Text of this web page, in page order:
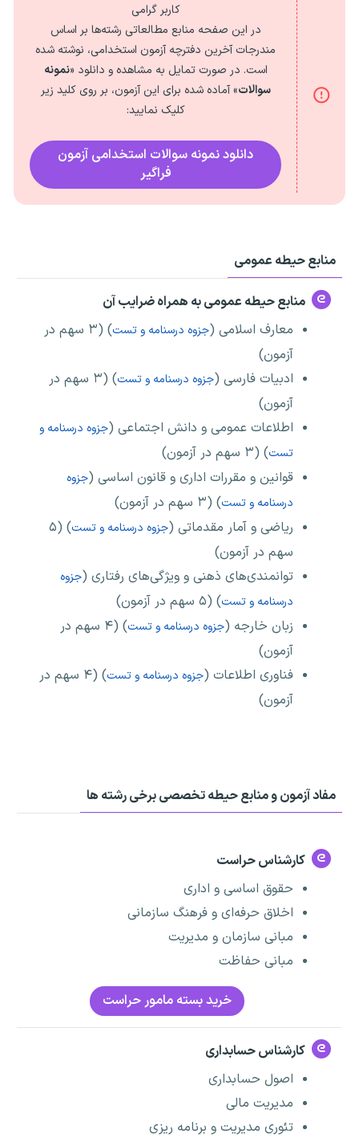
کاربر گرامی
در این صفحه منابع مطالعاتی رشته‌ها بر اساس
مندرجات آخرین دفترچه آزمون استخدامی، نوشته شده
است. در صورت تمایل به مشاهده و دانلود «نمونه
سوالات» آماده شده برای این آزمون، بر روی کلید زیر
کلیک نمایید:
دانلود نمونه سوالات استخدامی آزمون
فراگیر
منابع حیطه عمومی
منابع حیطه عمومی به همراه ضرایب آن
معارف اسلامی (جزوه درسنامه و تست
) (۳ سهم در
آزمون)
ادبیات فارسی (جزوه درسنامه و تست
) (۳ سهم در
آزمون)
اطلاعات عمومی و دانش اجتماعی (جزوه درسنامه و
تست) (۳ سهم در آزمون)
قوانین و مقررات اداری و قانون اساسی (جزوه
درسنامه و تست) (۳ سهم در آزمون)
ریاضی و آمار مقدماتی (جزوه درسنامه و تست
) (۵
سهم در آزمون)
توانمندی‌های ذهنی و ویژگی‌های رفتاری (جزوه
درسنامه و تست) (۵ سهم در آزمون)
زبان خارجه (جزوه درسنامه و تست
) (۴ سهم در
آزمون)
فناوری اطلاعات (جزوه درسنامه و تست
) (۴ سهم در
آزمون)
مفاد آزمون و منابع حیطه تخصصی برخی رشته ها
کارشناس حراست
حقوق اساسی و اداری
اخلاق حرفه‌ای و فرهنگ سازمانی
مبانی سازمان و مدیریت
مبانی حفاظت
خرید بسته مامور حراست
کارشناس حسابداری
اصول حسابداری
مدیریت مالی
تئوری مدیریت و برنامه ریزی